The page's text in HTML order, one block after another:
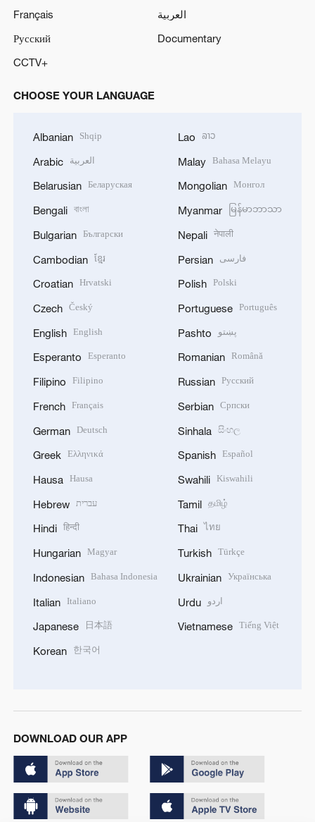
Français
العربية
Русский
Documentary
CCTV+
CHOOSE YOUR LANGUAGE
Albanian Shqip
Arabic العربية
Belarusian Беларуская
Bengali বাংলা
Bulgarian Български
Cambodian ខ្មែរ
Croatian Hrvatski
Czech Český
English English
Esperanto Esperanto
Filipino Filipino
French Français
German Deutsch
Greek Ελληνικά
Hausa Hausa
Hebrew עברית
Hindi हिन्दी
Hungarian Magyar
Indonesian Bahasa Indonesia
Italian Italiano
Japanese 日本語
Korean 한국어
Lao ລາວ
Malay Bahasa Melayu
Mongolian Монгол
Myanmar မြန်မာဘာသာ
Nepali नेपाली
Persian فارسی
Polish Polski
Portuguese Português
Pashto پښتو
Romanian Română
Russian Русский
Serbian Српски
Sinhala සිංහල
Spanish Español
Swahili Kiswahili
Tamil தமிழ்
Thai ไทย
Turkish Türkçe
Ukrainian Українська
Urdu اردو
Vietnamese Tiếng Việt
DOWNLOAD OUR APP